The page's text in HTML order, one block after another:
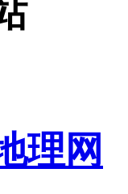
理网